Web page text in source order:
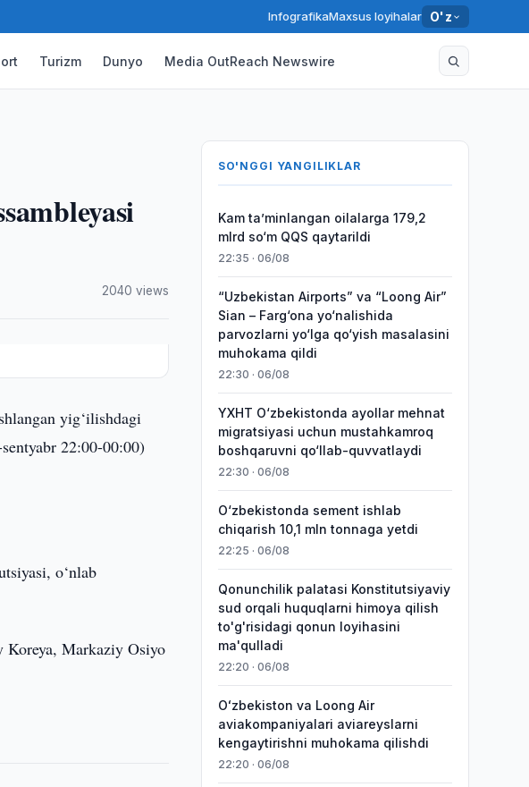
InfografikaMaxsus loyihalar O'z
Turizm Dunyo Media OutReach Newswire
2040 views
yig‘ilishdagi
22:00-00:00)
o‘nlab
Koreya, Markaziy Osiyo
SO'NGGI YANGILIKLAR
Kam taʼminlangan oilalarga 179,2
mlrd so‘m QQS qaytarildi
22:35 · 06/08
“Uzbekistan Airports” va “Loong Air”
Sian – Farg‘ona yo‘nalishida
parvozlarni yo‘lga qo‘yish masalasini
muhokama qildi
22:30 · 06/08
YXHT O‘zbekistonda ayollar mehnat
migratsiyasi uchun mustahkamroq
boshqaruvni qo‘llab-quvvatlaydi
22:30 · 06/08
O‘zbekistonda sement ishlab
chiqarish 10,1 mln tonnaga yetdi
22:25 · 06/08
Qonunchilik palatasi Konstitutsiyaviy
sud orqali huquqlarni himoya qilish
to'g'risidagi qonun loyihasini
ma'qulladi
22:20 · 06/08
Oʻzbekiston va Loong Air
aviakompaniyalari aviareyslarni
kengaytirishni muhokama qilishdi
22:20 · 06/08